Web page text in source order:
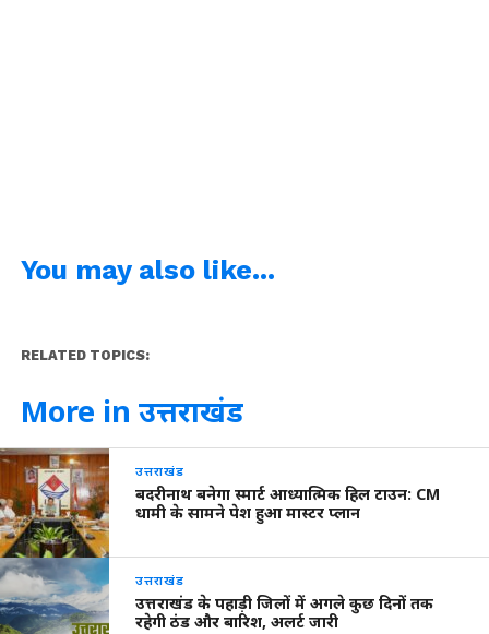
You may also like...
RELATED TOPICS:
More in उत्तराखंड
उत्तराखंड
बदरीनाथ बनेगा स्मार्ट आध्यात्मिक हिल टाउन: CM
धामी के सामने पेश हुआ मास्टर प्लान
उत्तराखंड
उत्तराखंड के पहाड़ी जिलों में अगले कुछ दिनों तक
रहेगी ठंड और बारिश, अलर्ट जारी